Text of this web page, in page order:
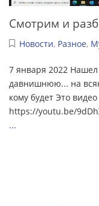
Cмотрим и
Новости, Разное,
7 января 2022
давнишнюю... на
кому будет Это
https://youtu.be/
...